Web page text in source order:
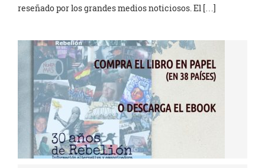
reseñado por los grandes medios noticiosos. El […]